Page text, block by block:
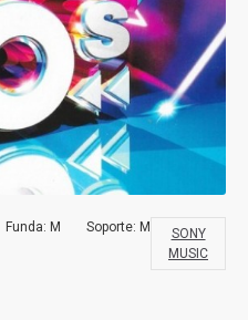
Funda: M Soporte: M
SONY
MUSIC